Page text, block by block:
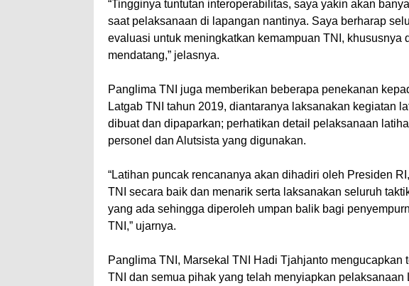
“Tingginya tuntutan interoperabilitas, saya yakin akan
saat pelaksanaan di lapangan nantinya. Saya berharap
evaluasi untuk meningkatkan kemampuan TNI, khususnya
mendatang,” jelasnya.
Panglima TNI juga memberikan beberapa penekanan
Latgab TNI tahun 2019, diantaranya laksanakan kegiatan
dibuat dan dipaparkan; perhatikan detail pelaksanaan
personel dan Alutsista yang digunakan.
“Latihan puncak rencananya akan dihadiri oleh Presiden
TNI secara baik dan menarik serta laksanakan seluruh
yang ada sehingga diperoleh umpan balik bagi
TNI,” ujarnya.
Panglima TNI, Marsekal TNI Hadi Tjahjanto
TNI dan semua pihak yang telah menyiapkan pelaksanaan